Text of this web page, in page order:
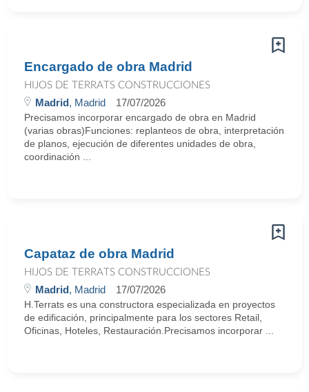
Encargado de obra Madrid
HIJOS DE TERRATS CONSTRUCCIONES
Madrid, Madrid 17/07/2026
Precisamos incorporar encargado de obra en Madrid
(varias obras)Funciones: replanteos de obra, interpretación
de planos, ejecución de diferentes unidades de obra,
coordinación ...
Capataz de obra Madrid
HIJOS DE TERRATS CONSTRUCCIONES
Madrid, Madrid 17/07/2026
H.Terrats es una constructora especializada en proyectos
de edificación, principalmente para los sectores Retail,
Oficinas, Hoteles, Restauración.Precisamos incorporar ...